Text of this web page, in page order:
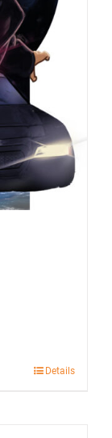
Details